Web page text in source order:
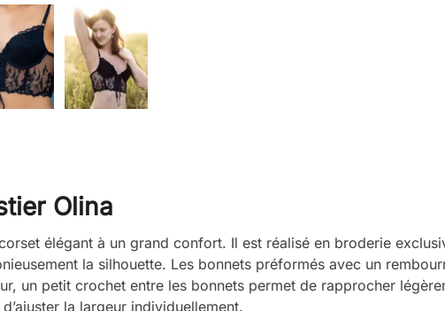
Olina
élégant à un grand confort. Il est réalisé en broderie
la silhouette. Les bonnets préformés avec un
un petit crochet entre les bonnets permet de rapprocher
la largeur individuellement.